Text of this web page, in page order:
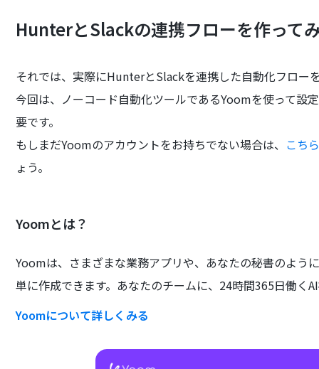
HunterとSlackの連携フローを作って
それでは、実際にHunterとSlackを連携した自動化フロー
今回は、ノーコード自動化ツールであるYoomを使って設
要です。
もしまだYoomのアカウントをお持ちでない場合は、 こち
ょう。
Yoomとは？
Yoomは、さまざまな業務アプリや、あなたの秘書のよう
単に作成できます。あなたのチームに、24時間365日働く
Yoomについて詳しくみる